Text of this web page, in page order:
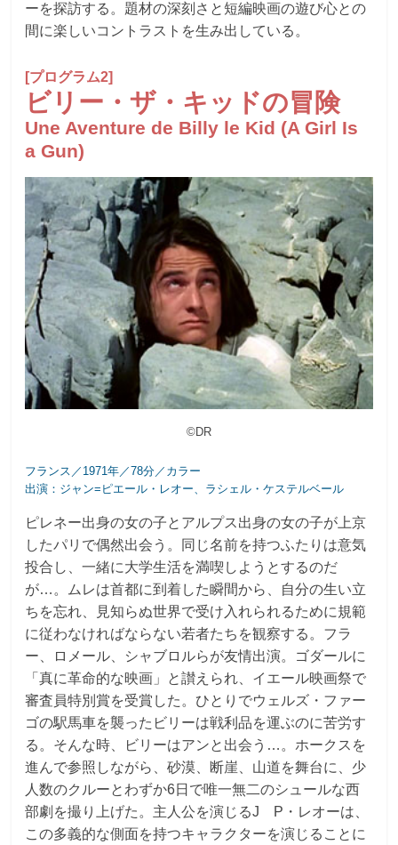
ーを探訪する。題材の深刻さと短編映画の遊び心との
間に楽しいコントラストを生み出している。
[プログラム2]
ビリー・ザ・キッドの冒険
Une Aventure de Billy le Kid (A Girl Is
a Gun)
©DR
フランス／1971年／78分／カラー
出演：ジャン=ピエール・レオー、ラシェル・ケステルベール
ピレネー出身の女の子とアルプス出身の女の子が上京
したパリで偶然出会う。同じ名前を持つふたりは意気
投合し、一緒に大学生活を満喫しようとするのだ
が…。ムレは首都に到着した瞬間から、自分の生い立
ちを忘れ、見知らぬ世界で受け入れられるために規範
に従わなければならない若者たちを観察する。フラ
ー、ロメール、シャブロルらが友情出演。ゴダールに
「真に革命的な映画」と讃えられ、イエール映画祭で
審査員特別賞を受賞した。ひとりでウェルズ・ファー
ゴの駅馬車を襲ったビリーは戦利品を運ぶのに苦労す
る。そんな時、ビリーはアンと出会う…。ホークスを
進んで参照しながら、砂漠、断崖、山道を舞台に、少
人数のクルーとわずか6日で唯一無二のシュールな西
部劇を撮り上げた。主人公を演じるJ゠P・レオーは、
この多義的な側面を持つキャラクターを演じることに